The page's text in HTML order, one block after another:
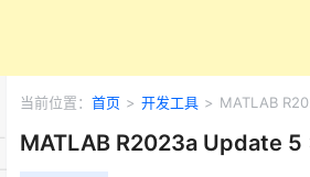
当前位置： 首页 > 开发工具 > MATLAB
MATLAB R2023a Update 5